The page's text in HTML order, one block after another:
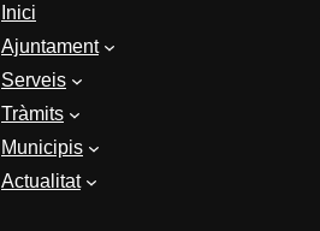
Inici
Ajuntament
Serveis
Tràmits
Municipis
Actualitat